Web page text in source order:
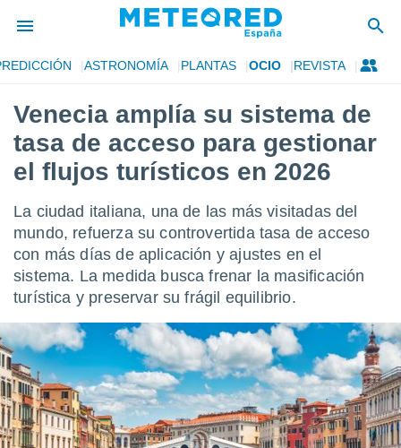
de
por
para
la
calidad.
a este
y
digital
basada
permite
ASTRONOMÍA PLANTAS OCIO REVISTA
Venecia amplía su sistema de
tasa de acceso para gestionar
el flujos turísticos en 2026
La ciudad italiana, una de las más visitadas del
mundo, refuerza su controvertida tasa de acceso
con más días de aplicación y ajustes en el
sistema. La medida busca frenar la masificación
turística y preservar su frágil equilibrio.